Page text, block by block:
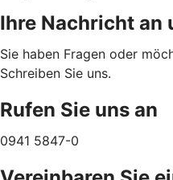
Ihre Nachricht an
Sie haben Fragen oder
Schreiben Sie uns.
Rufen Sie uns an
0941 5847-0